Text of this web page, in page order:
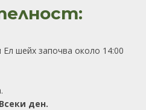
шейх започва около 14:00
Всеки ден.